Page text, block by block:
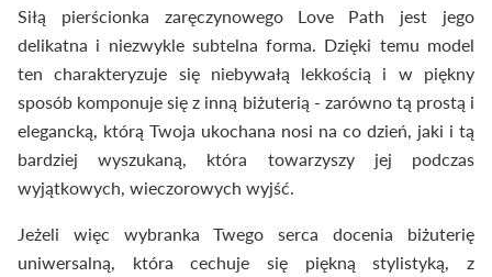
Siłą pierścionka zaręczynowego Love Path jest jego
delikatna i niezwykle subtelna forma. Dzięki temu model
ten charakteryzuje się niebywałą lekkością i w piękny
sposób komponuje się z inną biżuterią - zarówno tą prostą i
elegancką, którą Twoja ukochana nosi na co dzień, jaki i tą
bardziej wyszukaną, która towarzyszy jej podczas
wyjątkowych, wieczorowych wyjść.
Jeżeli więc wybranka Twego serca docenia biżuterię
uniwersalną, która cechuje się piękną stylistyką, z